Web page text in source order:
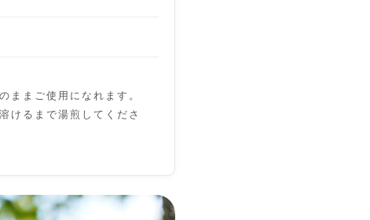
ままご使用になれます。
けるまで湯煎してくださ